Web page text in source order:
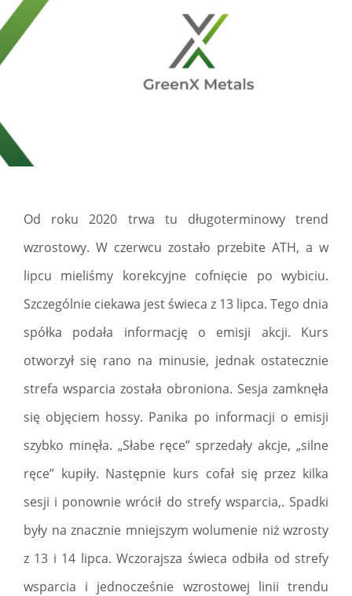
Od roku 2020 trwa tu długoterminowy trend
wzrostowy. W czerwcu zostało przebite ATH, a w
lipcu mieliśmy korekcyjne cofnięcie po wybiciu.
Szczególnie ciekawa jest świeca z 13 lipca. Tego dnia
spółka podała informację o emisji akcji. Kurs
otworzył się rano na minusie, jednak ostatecznie
strefa wsparcia została obroniona. Sesja zamknęła
się objęciem hossy. Panika po informacji o emisji
szybko minęła. „Słabe ręce” sprzedały akcje, „silne
ręce” kupiły. Następnie kurs cofał się przez kilka
sesji i ponownie wrócił do strefy wsparcia,. Spadki
były na znacznie mniejszym wolumenie niż wzrosty
z 13 i 14 lipca. Wczorajsza świeca odbiła od strefy
wsparcia i jednocześnie wzrostowej linii trendu